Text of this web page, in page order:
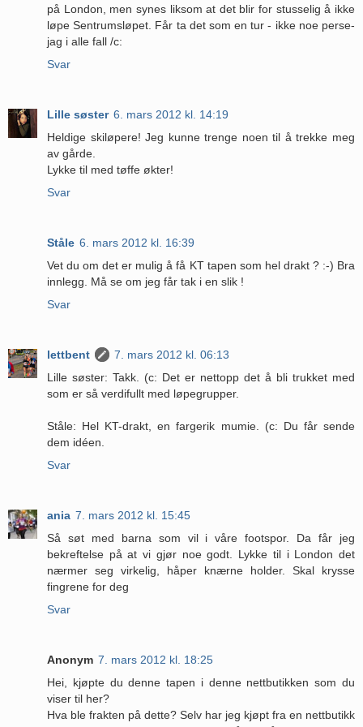
på London, men synes liksom at det blir for stusselig å ikke
løpe Sentrumsløpet. Får ta det som en tur - ikke noe perse-
jag i alle fall /c:
Svar
Lille søster 6. mars 2012 kl. 14:19
Heldige skiløpere! Jeg kunne trenge noen til å trekke meg
av gårde.
Lykke til med tøffe økter!
Svar
Ståle 6. mars 2012 kl. 16:39
Vet du om det er mulig å få KT tapen som hel drakt ? :-) Bra
innlegg. Må se om jeg får tak i en slik !
Svar
lettbent
7. mars 2012 kl. 06:13
Lille søster: Takk. (c: Det er nettopp det å bli trukket med
som er så verdifullt med løpegrupper.
Ståle: Hel KT-drakt, en fargerik mumie. (c: Du får sende
dem idéen.
Svar
ania 7. mars 2012 kl. 15:45
Så søt med barna som vil i våre footspor. Da får jeg
bekreftelse på at vi gjør noe godt. Lykke til i London det
nærmer seg virkelig, håper knærne holder. Skal krysse
fingrene for deg
Svar
Anonym 7. mars 2012 kl. 18:25
Hei, kjøpte du denne tapen i denne nettbutikken som du
viser til her?
Hva ble frakten på dette? Selv har jeg kjøpt fra en nettbutikk